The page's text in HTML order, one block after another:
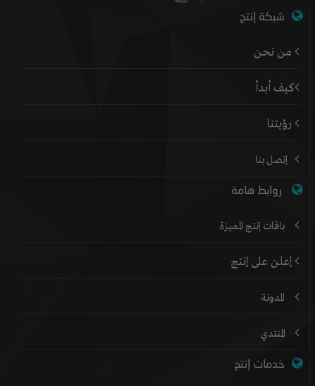
شبكة إنتج
من نحن
كيف أبدأ
رؤيتنا
إتصل بنا
روابط هامة
باقات إنتج المميزة
إعلن على إنتج
المدونة
المنتدي
خدمات إنتج